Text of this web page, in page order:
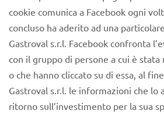
cookie comunica a Facebook ogni
concluso ha aderito ad una
Gastroval s.r.l. Facebook confronta
con il gruppo di persone a cui è stata
o che hanno cliccato su di essa, al
Gastroval s.r.l. le informazioni che lo
ritorno sull’investimento per la sua